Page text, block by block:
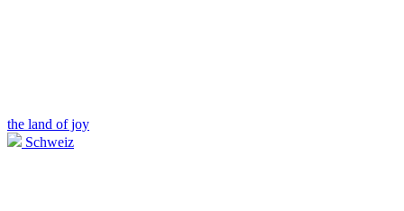
the land of joy
Schweiz